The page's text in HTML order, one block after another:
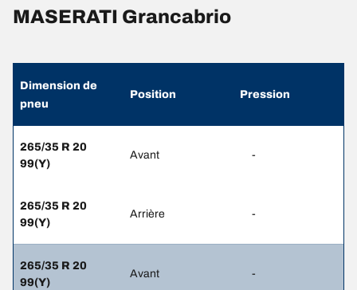
MASERATI Grancabrio
Dimension de
pneu
Position Pression
265/35 R 20
99(Y)
Avant -
265/35 R 20
99(Y)
Arrière -
265/35 R 20
99(Y)
Avant -